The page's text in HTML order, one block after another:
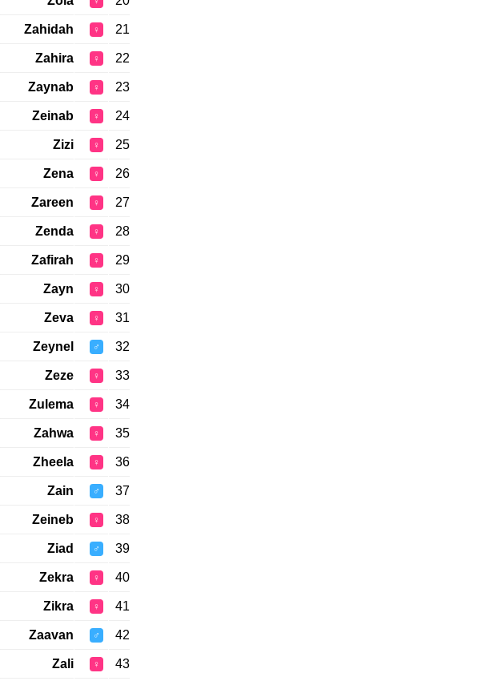
21
♀
Zahidah
22
♀
Zahira
23
♀
Zaynab
24
♀
Zeinab
25
♀
Zizi
26
♀
Zena
27
♀
Zareen
28
♀
Zenda
29
♀
Zafirah
30
♀
Zayn
31
♀
Zeva
32
♂
Zeynel
33
♀
Zeze
34
♀
Zulema
35
♀
Zahwa
36
♀
Zheela
37
♂
Zain
38
♀
Zeineb
39
♂
Ziad
40
♀
Zekra
41
♀
Zikra
42
♂
Zaavan
43
♀
Zali